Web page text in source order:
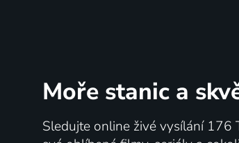
Moře stanic a
Sledujte online živé vysílání 176